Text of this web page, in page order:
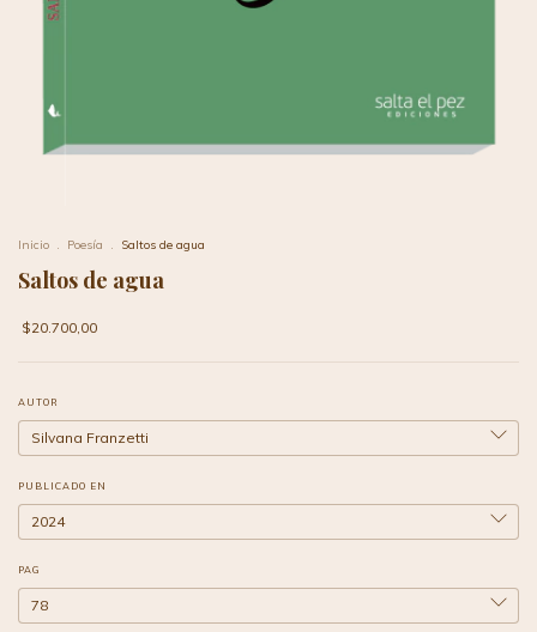
Inicio . Poesía . Saltos de agua
Saltos de agua
$20.700,00
AUTOR
PUBLICADO EN
PAG